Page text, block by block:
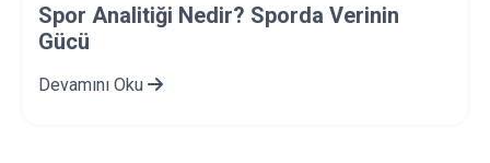
Bağımlılık Türleri Nelerdir? Spor ve
Bağımlılık İlişkisi Nasıldır?
Devamını Oku